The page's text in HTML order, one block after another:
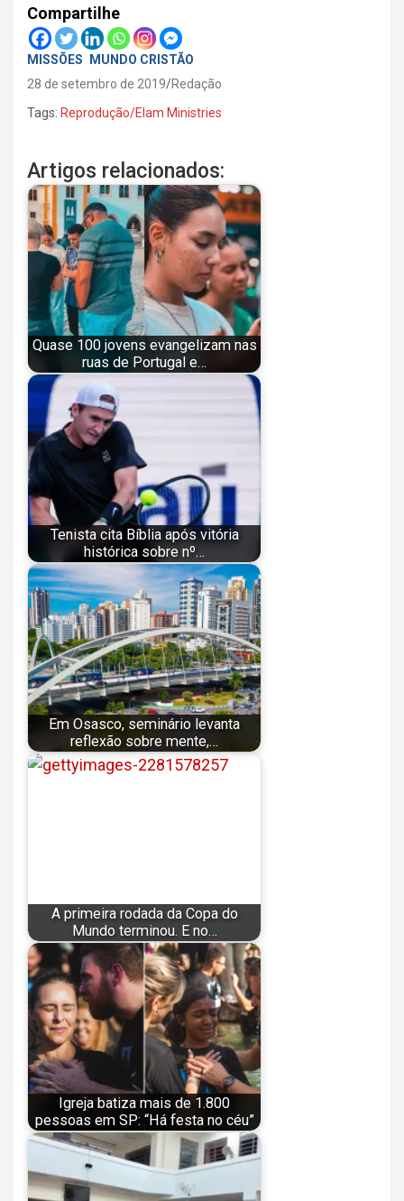
Compartilhe
MISSÕES
MUNDO CRISTÃO
28 de setembro de 2019 Redação
Tags: Reprodução/Elam Ministries
Artigos relacionados:
Quase 100 jovens evangelizam nas
ruas de Portugal e…
Tenista cita Bíblia após vitória
histórica sobre nº…
Em Osasco, seminário levanta
reflexão sobre mente,…
A primeira rodada da Copa do
Mundo terminou. E no…
Igreja batiza mais de 1.800
pessoas em SP: “Há festa no céu”